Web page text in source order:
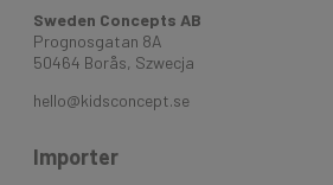
Sweden Concepts AB
Prognosgatan 8A
50464 Borås, Szwecja
hello@kidsconcept.se
Importer